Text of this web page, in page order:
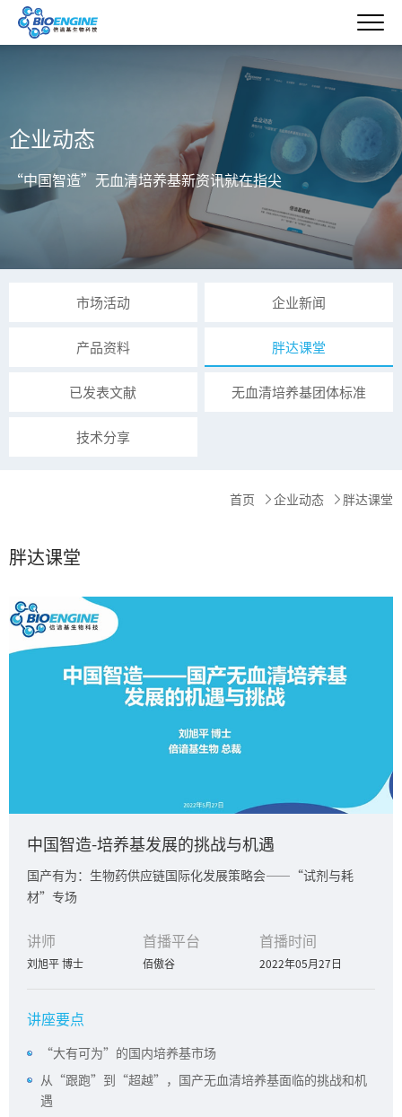
企业动态
“中国智造”无血清培养基新资讯就在指尖
市场活动 企业新闻
产品资料 胖达课堂
已发表文献 无血清培养基团体标准
技术分享
首页 企业动态 胖达课堂
胖达课堂
中国智造-培养基发展的挑战与机遇
国产有为：生物药供应链国际化发展策略会——“试剂与耗
材”专场
讲师
刘旭平 博士
首播平台
佰傲谷
首播时间
2022年05月27日
讲座要点
“大有可为”的国内培养基市场
从“跟跑”到“超越”，国产无血清培养基面临的挑战和机
遇